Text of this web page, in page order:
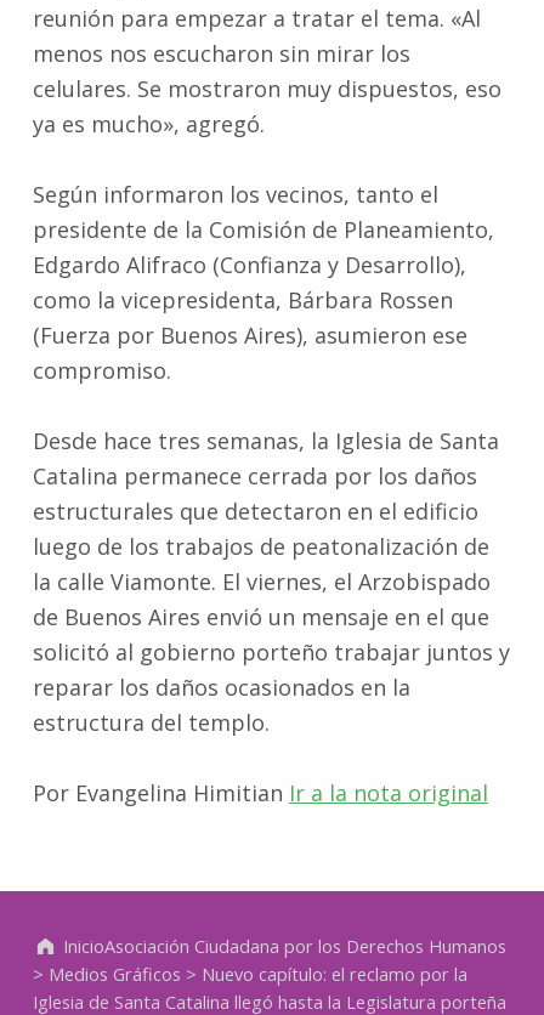
reunión para empezar a tratar el tema. «Al
menos nos escucharon sin mirar los
celulares. Se mostraron muy dispuestos, eso
ya es mucho», agregó.
Según informaron los vecinos, tanto el
presidente de la Comisión de Planeamiento,
Edgardo Alifraco (Confianza y Desarrollo),
como la vicepresidenta, Bárbara Rossen
(Fuerza por Buenos Aires), asumieron ese
compromiso.
Desde hace tres semanas, la Iglesia de Santa
Catalina permanece cerrada por los daños
estructurales que detectaron en el edificio
luego de los trabajos de peatonalización de
la calle Viamonte. El viernes, el Arzobispado
de Buenos Aires envió un mensaje en el que
solicitó al gobierno porteño trabajar juntos y
reparar los daños ocasionados en la
estructura del templo.
Por Evangelina Himitian Ir a la nota original
InicioAsociación Ciudadana por los Derechos Humanos
> Medios Gráficos > Nuevo capítulo: el reclamo por la
Iglesia de Santa Catalina llegó hasta la Legislatura porteña